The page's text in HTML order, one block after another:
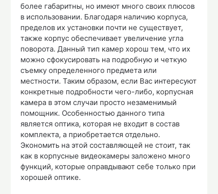
более габаритны, но имеют много своих плюсов
в использовании. Благодаря наличию корпуса,
пределов их установки почти не существует,
также корпус обеспечивает увеличение угла
поворота. Данный тип камер хорош тем, что их
можно сфокусировать на подробную и четкую
съемку определенного предмета или
местности. Таким образом, если Вас интересуют
конкретные подробности чего-либо, корпусная
камера в этом случаи просто незаменимый
помощник. Особенностью данного типа
является оптика, которая не входит в состав
комплекта, а приобретается отдельно.
Экономить на этой составляющей не стоит, так
как в корпусные видеокамеры заложено много
функций, которые оправдывают себе только при
хорошей оптике.